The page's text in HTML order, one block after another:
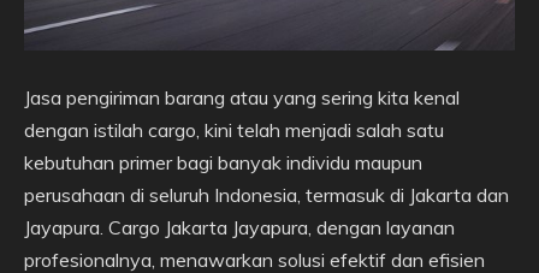
Jasa pengiriman barang atau yang sering kita kenal
dengan istilah cargo, kini telah menjadi salah satu
kebutuhan primer bagi banyak individu maupun
perusahaan di seluruh Indonesia, termasuk di Jakarta dan
Jayapura. Cargo Jakarta Jayapura, dengan layanan
profesionalnya, menawarkan solusi efektif dan efisien